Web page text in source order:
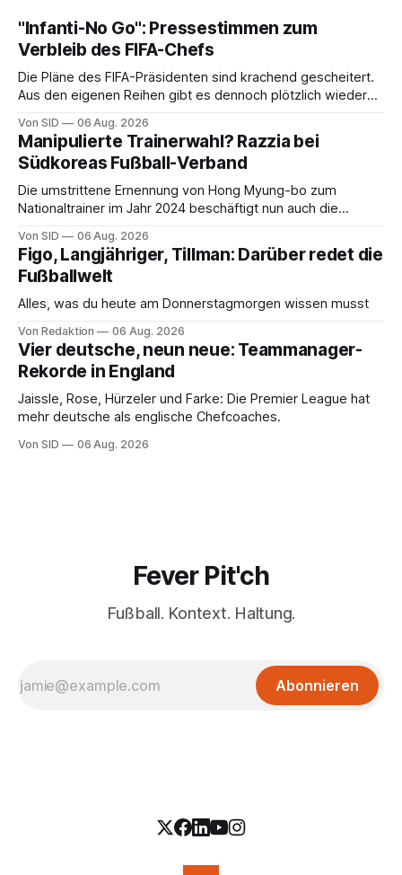
"Infanti-No Go": Pressestimmen zum
Verbleib des FIFA-Chefs
Die Pläne des FIFA-Präsidenten sind krachend gescheitert.
Aus den eigenen Reihen gibt es dennoch plötzlich wieder
Von SID 06 Aug. 2026
Manipulierte Trainerwahl? Razzia bei
Südkoreas Fußball-Verband
Die umstrittene Ernennung von Hong Myung-bo zum
Nationaltrainer im Jahr 2024 beschäftigt nun auch die
Von SID 06 Aug. 2026
Figo, Langjähriger, Tillman: Darüber redet die
Fußballwelt
Alles, was du heute am Donnerstagmorgen wissen musst
Von Redaktion 06 Aug. 2026
Vier deutsche, neun neue: Teammanager-
Rekorde in England
Jaissle, Rose, Hürzeler und Farke: Die Premier League hat
mehr deutsche als englische Chefcoaches.
Von SID 06 Aug. 2026
Fever Pit'ch
Fußball. Kontext. Haltung.
Abonnieren